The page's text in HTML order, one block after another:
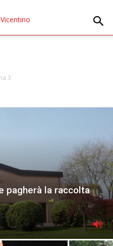
3
pagherà la raccolta